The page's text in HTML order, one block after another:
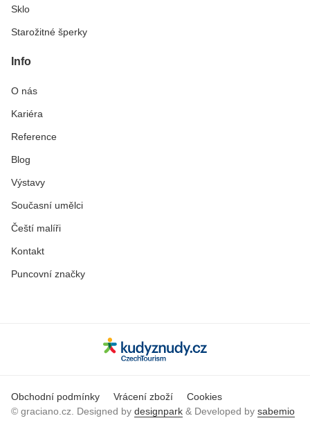
Sklo
Starožitné šperky
Info
O nás
Kariéra
Reference
Blog
Výstavy
Současní umělci
Čeští malíři
Kontakt
Puncovní značky
Obchodní podmínky Vrácení zboží
Cookies
© graciano.cz. Designed by designpark & Developed by sabemio